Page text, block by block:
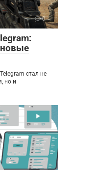
0
стал не
но и